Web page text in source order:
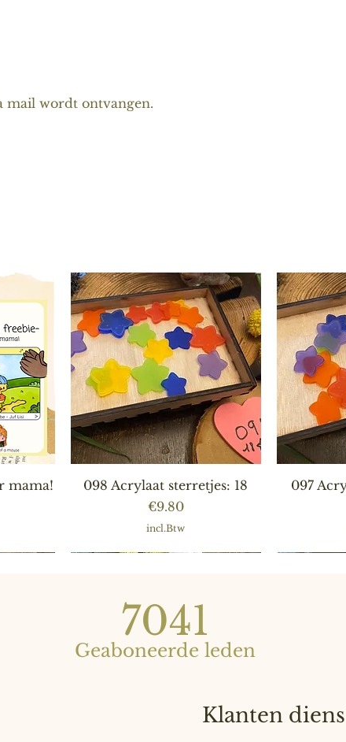
mail wordt ontvangen.
mama!
Snel overzicht
098 Acrylaat sterretjes: 18
Prijs
€9.80
incl.Btw
097
Geaboneerde leden
7041
Klanten